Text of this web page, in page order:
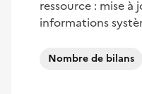
ressource : mise à
informations
Nombre de bilans